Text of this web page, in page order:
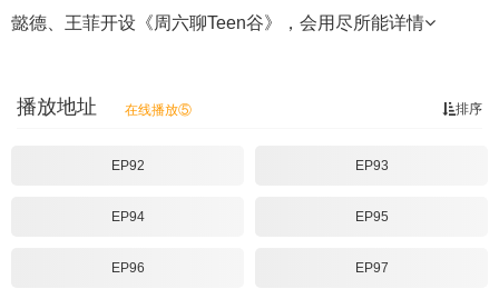
懿德、王菲开设《周六聊Teen谷》，会用尽所能详情
排序
播放地址 在线播放⑤
EP92 EP93
EP94 EP95
EP96 EP97